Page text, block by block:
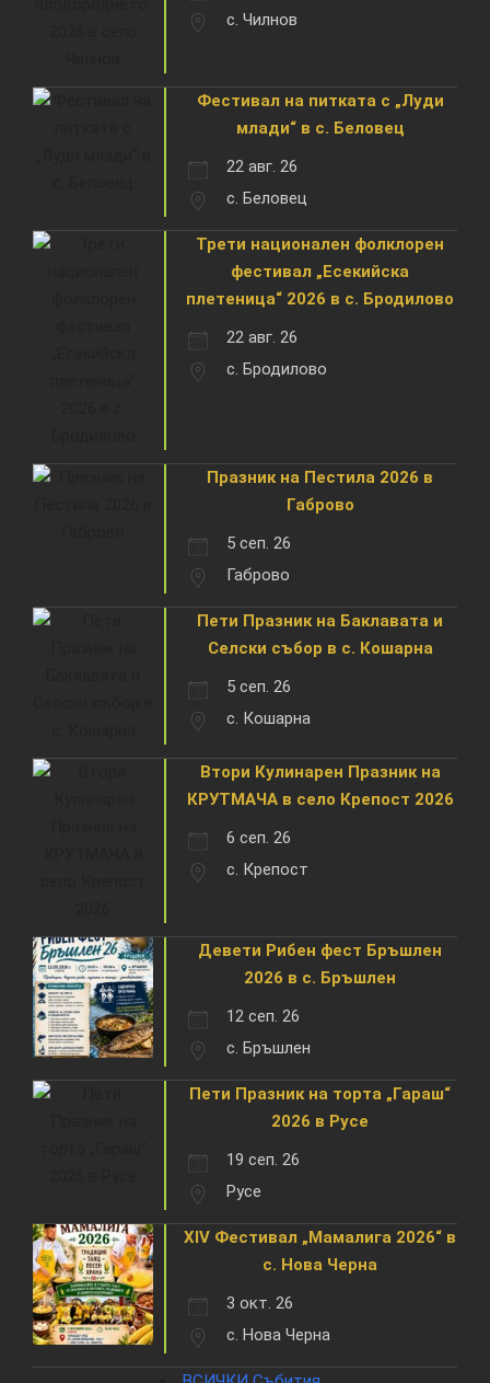
с. Чилнов
Фестивал на питката с „Луди
млади“ в с. Беловец
22 авг. 26
с. Беловец
Трети национален фолклорен
фестивал „Есекийска
плетеница“ 2026 в с. Бродилово
22 авг. 26
с. Бродилово
Празник на Пестила 2026 в
Габрово
5 сеп. 26
Габрово
Пети Празник на Баклавата и
Селски събор в с. Кошарна
5 сеп. 26
с. Кошарна
Втори Кулинарен Празник на
КРУТМАЧА в село Крепост 2026
6 сеп. 26
с. Крепост
Девети Рибен фест Бръшлен
2026 в с. Бръшлен
12 сеп. 26
с. Бръшлен
Пети Празник на торта „Гараш“
2026 в Русе
19 сеп. 26
Русе
XIV Фестивал „Мамалига 2026“ в
с. Нова Черна
3 окт. 26
с. Нова Черна